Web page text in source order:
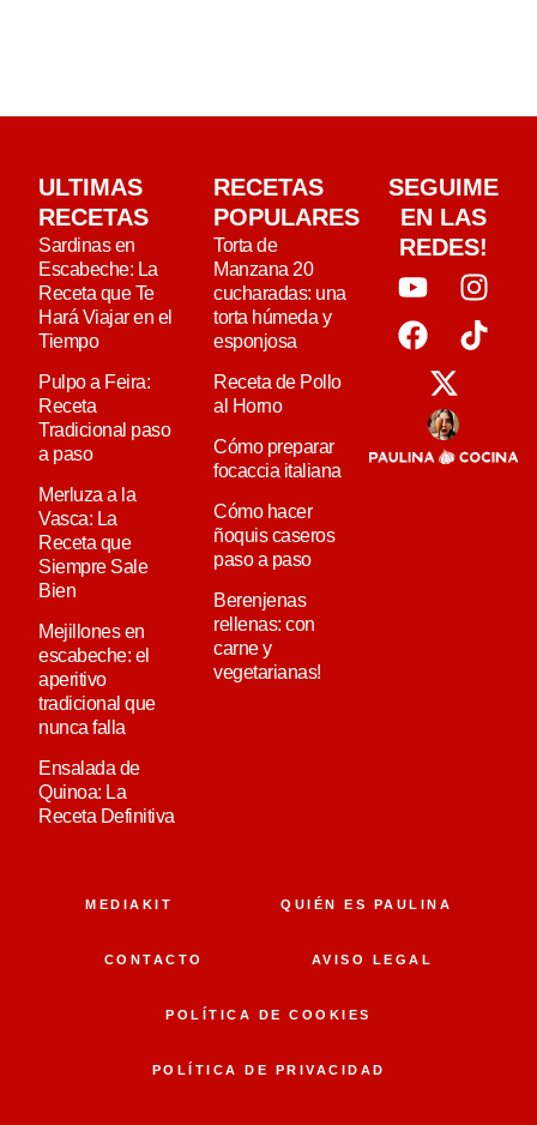
ULTIMAS
RECETAS
Sardinas en
Escabeche: La
Receta que Te
Hará Viajar en el
Tiempo
Pulpo a Feira:
Receta
Tradicional paso
a paso
Merluza a la
Vasca: La
Receta que
Siempre Sale
Bien
Mejillones en
escabeche: el
aperitivo
tradicional que
nunca falla
Ensalada de
Quinoa: La
Receta Definitiva
RECETAS
POPULARES
Torta de
Manzana 20
cucharadas: una
torta húmeda y
esponjosa
Receta de Pollo
al Horno
Cómo preparar
focaccia italiana
Cómo hacer
ñoquis caseros
paso a paso
Berenjenas
rellenas: con
carne y
vegetarianas!
SEGUIME
EN LAS
REDES!
MEDIAKIT QUIÉN ES PAULINA
CONTACTO AVISO LEGAL
POLÍTICA DE COOKIES
POLÍTICA DE PRIVACIDAD